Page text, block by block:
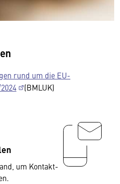
rund um die EU-
(BMLUK)
um Kontakt-